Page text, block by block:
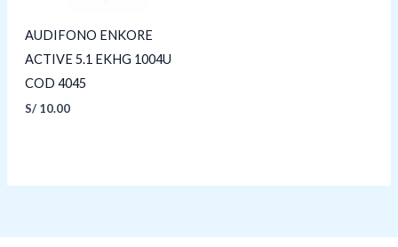
AUDIFONO ENKORE
ACTIVE 5.1 EKHG 1004U
COD 4045
S/10.00